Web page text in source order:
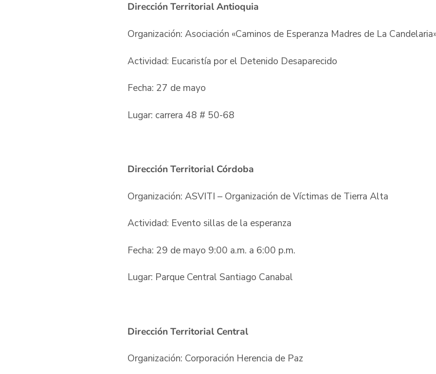
Dirección Territorial Antioquia
Organización: Asociación «Caminos de Esperanza Madres de La
Actividad: Eucaristía por el Detenido Desaparecido
Fecha: 27 de mayo
Lugar: carrera 48 # 50-68
Dirección Territorial Córdoba
Organización: ASVITI – Organización de Víctimas de Tierra Alta
Actividad: Evento sillas de la esperanza
Fecha: 29 de mayo 9:00 a.m. a 6:00 p.m.
Lugar: Parque Central Santiago Canabal
Dirección Territorial Central
Organización: Corporación Herencia de Paz